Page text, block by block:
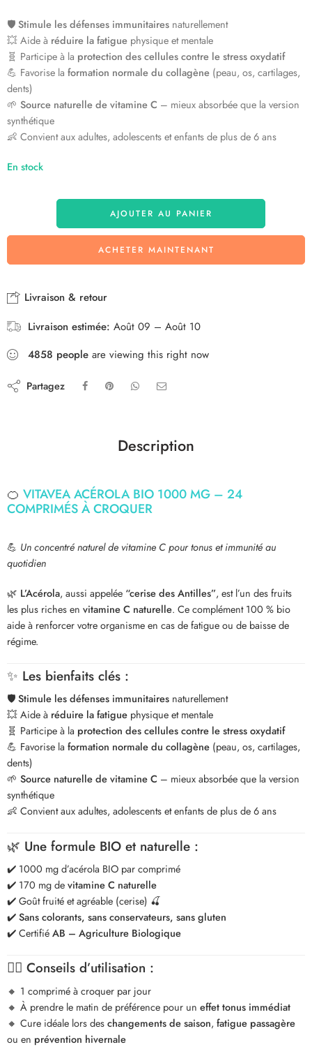
🛡️Stimule les défenses immunitaires naturellement
💥 Aide à réduire la fatigue physique et mentale
🧬 Participe à la protection des cellules contre le stress oxydatif
💪 Favorise la formation normale du collagène (peau, os, cartilages,
dents)
🌱 Source naturelle de vitamine C – mieux absorbée que la version
synthétique
👶 Convient aux adultes, adolescents et enfants de plus de 6 ans
En stock
AJOUTER AU PANIER
ACHETER MAINTENANT
Livraison & retour
Livraison estimée: Août 09 – Août 10
4858 people are viewing this right now
Partagez
Description
🍊 VITAVEA ACÉROLA BIO 1000 MG – 24
COMPRIMÉS À CROQUER
💪 Un concentré naturel de vitamine C pour tonus et immunité au
quotidien
🌿 L’Acérola, aussi appelée “cerise des Antilles”, est l’un des fruits
les plus riches en vitamine C naturelle. Ce complément 100 % bio
aide à renforcer votre organisme en cas de fatigue ou de baisse de
régime.
✨ Les bienfaits clés :
🛡️Stimule les défenses immunitaires naturellement
💥 Aide à réduire la fatigue physique et mentale
🧬 Participe à la protection des cellules contre le stress oxydatif
💪 Favorise la formation normale du collagène (peau, os, cartilages,
dents)
🌱 Source naturelle de vitamine C – mieux absorbée que la version
synthétique
👶 Convient aux adultes, adolescents et enfants de plus de 6 ans
🌿 Une formule BIO et naturelle :
✔️ 1000 mg d’acérola BIO par comprimé
✔️ 170 mg devitamine C naturelle
✔️ Goût fruité et agréable (cerise) 🍒
✔️Sans colorants, sans conservateurs, sans gluten
✔️ CertifiéAB – Agriculture Biologique
👩‍⚕️ Conseils d’utilisation :
🔸 1 comprimé à croquer par jour
🔸 À prendre le matin de préférence pour un effet tonus immédiat
🔸 Cure idéale lors deschangements de saison, fatigue passagère
ou en prévention hivernale